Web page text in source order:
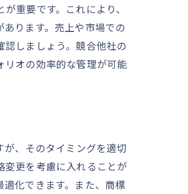
重要です。これにより、
ります。売上や市場での
しましょう。競合他社の
リオの効率的な管理が可能
、そのタイミングを適切
更を考慮に入れることが
化できます。また、商標